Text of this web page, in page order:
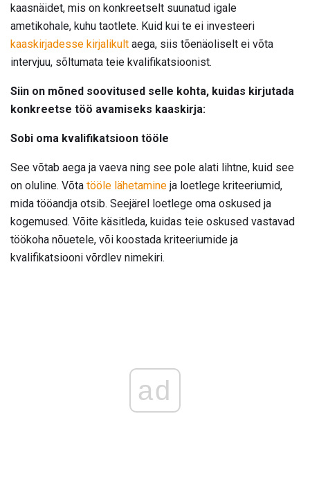
kaasnäidet, mis on konkreetselt suunatud igale
ametikohale, kuhu taotlete. Kuid kui te ei investeeri
kaaskirjadesse kirjalikult aega, siis tõenäoliselt ei võta
intervjuu, sõltumata teie kvalifikatsioonist.
Siin on mõned soovitused selle kohta, kuidas kirjutada
konkreetse töö avamiseks kaaskirja:
Sobi oma kvalifikatsioon tööle
See võtab aega ja vaeva ning see pole alati lihtne, kuid see
on oluline. Võta tööle lähetamine ja loetlege kriteeriumid,
mida tööandja otsib. Seejärel loetlege oma oskused ja
kogemused. Võite käsitleda, kuidas teie oskused vastavad
töökoha nõuetele, või koostada kriteeriumide ja
kvalifikatsiooni võrdlev nimekiri.
ad